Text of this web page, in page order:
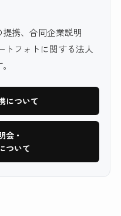
携、合同企業説明
トフォトに関する法人
について
会・
ついて